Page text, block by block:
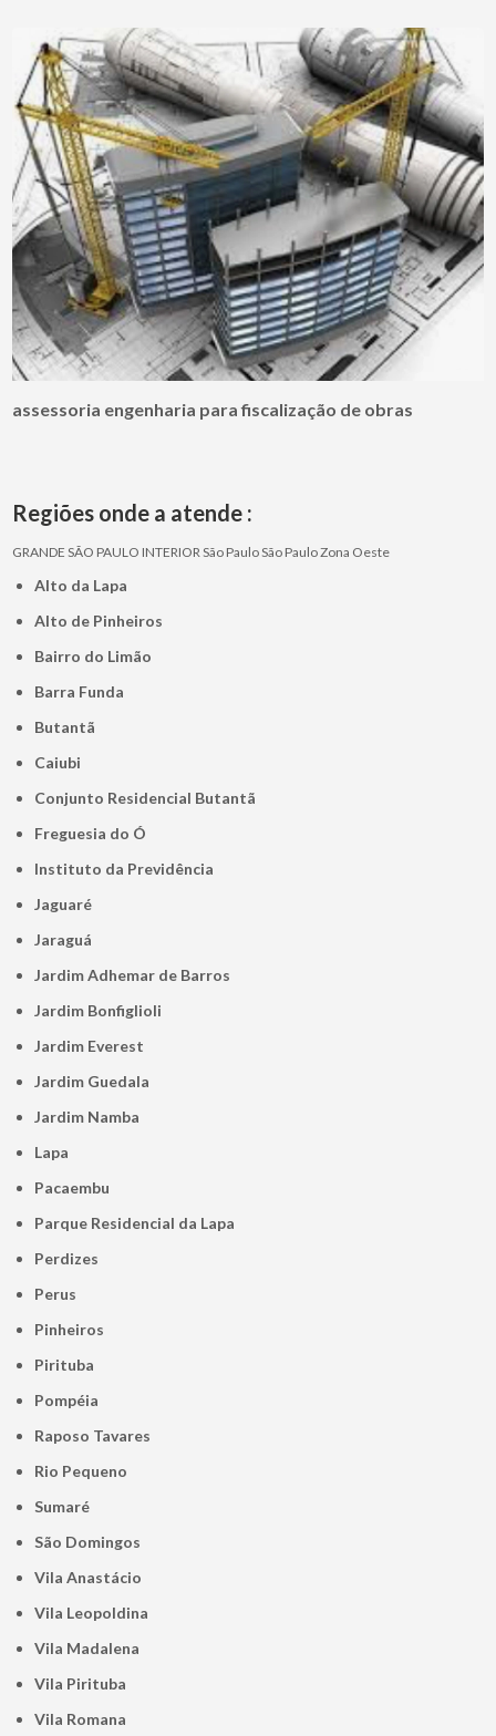
assessoria engenharia para fiscalização de obras
Regiões onde a atende :
GRANDE SÃO PAULO INTERIORSão PauloSão PauloZona Oeste
Alto da Lapa
Alto de Pinheiros
Bairro do Limão
Barra Funda
Butantã
Caiubi
Conjunto Residencial Butantã
Freguesia do Ó
Instituto da Previdência
Jaguaré
Jaraguá
Jardim Adhemar de Barros
Jardim Bonfiglioli
Jardim Everest
Jardim Guedala
Jardim Namba
Lapa
Pacaembu
Parque Residencial da Lapa
Perdizes
Perus
Pinheiros
Pirituba
Pompéia
Raposo Tavares
Rio Pequeno
Sumaré
São Domingos
Vila Anastácio
Vila Leopoldina
Vila Madalena
Vila Pirituba
Vila Romana